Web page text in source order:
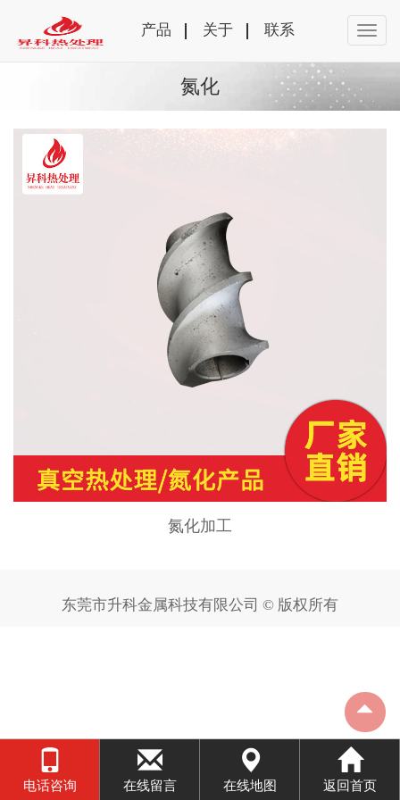
产品 关于 联系
氮化
氮化加工
东莞市升科金属科技有限公司 © 版权所有
电话咨询 在线留言 在线地图 返回首页